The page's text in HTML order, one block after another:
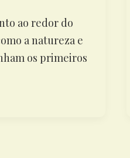
ao redor do
a natureza e
os primeiros